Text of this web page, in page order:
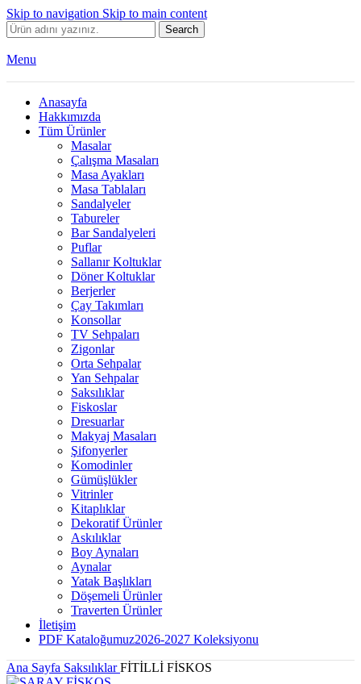
Skip to navigation Skip to main content
Search
Menu
Anasayfa
Hakkımızda
Tüm Ürünler
Masalar
Çalışma Masaları
Masa Ayakları
Masa Tablaları
Sandalyeler
Tabureler
Bar Sandalyeleri
Puflar
Sallanır Koltuklar
Döner Koltuklar
Berjerler
Çay Takımları
Konsollar
TV Sehpaları
Zigonlar
Orta Sehpalar
Yan Sehpalar
Saksılıklar
Fiskoslar
Dresuarlar
Makyaj Masaları
Şifonyerler
Komodinler
Gümüşlükler
Vitrinler
Kitaplıklar
Dekoratif Ürünler
Askılıklar
Boy Aynaları
Aynalar
Yatak Başlıkları
Döşemeli Ürünler
Traverten Ürünler
İletişim
PDF Kataloğumuz2026-2027 Koleksiyonu
Ana Sayfa SaksılıklarFİTİLLİ FİSKOS